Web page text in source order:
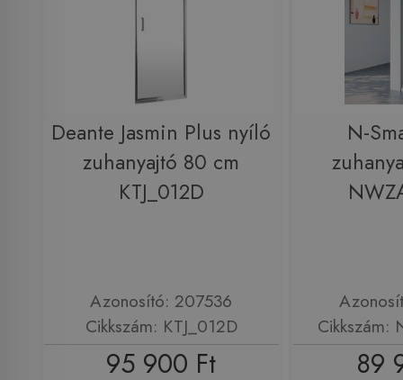
Deante Jasmin Plus nyíló
zuhanyajtó 80 cm
KTJ_012D
Azonosító: 207536
Cikkszám: KTJ_012D
95 900 Ft
N-
Cikkszám:
89